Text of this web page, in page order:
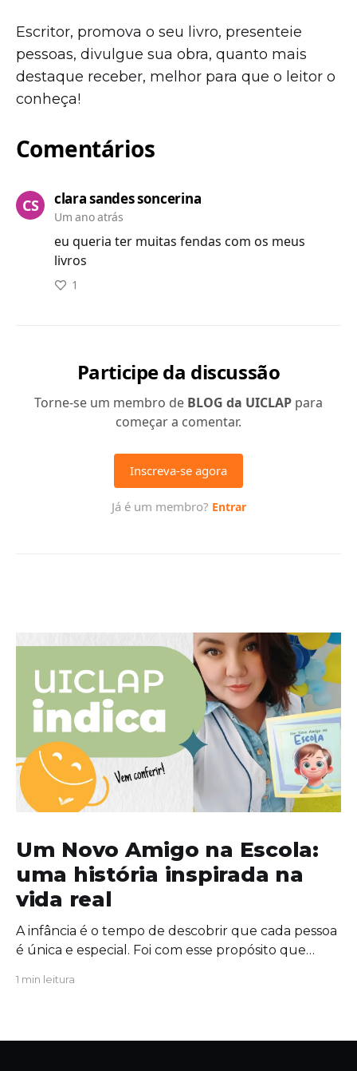
Escritor, promova o seu livro, presenteie
pessoas, divulgue sua obra, quanto mais
destaque receber, melhor para que o leitor o
conheça!
Um Novo Amigo na Escola:
uma história inspirada na
vida real
A infância é o tempo de descobrir que cada pessoa
é única e especial. Foi com esse propósito que
convida crianças, famílias e educadores a
Tavinho,
1 min leitura